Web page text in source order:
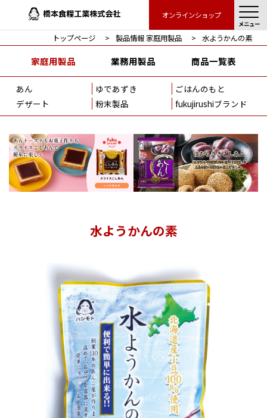
オンラインショップ
メニュー
トップページ 製品情報 家庭用製品 水ようかんの素
家庭用製品 業務用製品 商品一覧表
あん ゆであずき
ごはんのもと
デザート
粉末製品 fukujirushiブランド
水ようかんの素